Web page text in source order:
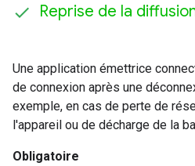
Reprise de la
Une application émettrice
de connexion après une
exemple, en cas de perte de
l'appareil ou de décharge de la
Obligatoire